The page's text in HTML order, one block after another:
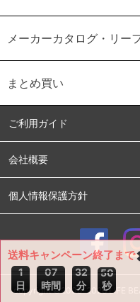
メーカーカタログ・リー
まとめ買い
ご利用ガイド
会社概要
個人情報保護方針
copyright ©2005-2026 LIFE
送料キャンペーン終了まで
1
日
07
時間
32
分
49
秒